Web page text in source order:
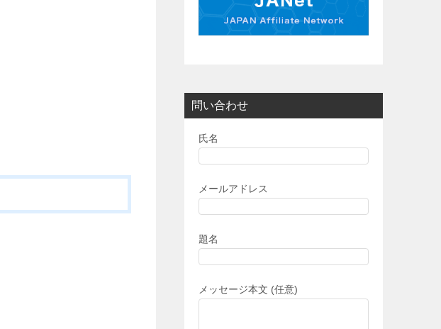
問い合わせ
氏名
メールアドレス
題名
メッセージ本文 (任意)